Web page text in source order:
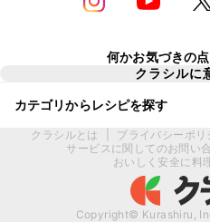
何かお気づきの
クラシルに
カテゴリからレシピを探す
クラシルとは プライバシーポリ
サービスに関してのお問い
おいしく安全に料
Copyright© Kurashiru,